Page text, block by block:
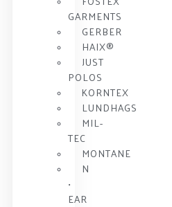
GARMENTS
GERBER
HAIX®
JUST
POLOS
KORNTEX
LUNDHAGS
MIL-
TEC
MONTANE
N
•
EAR